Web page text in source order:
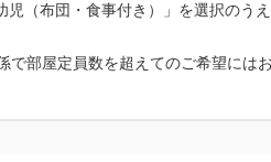
（布団・食事付き）」を選択のう
で部屋定員数を超えてのご希望には